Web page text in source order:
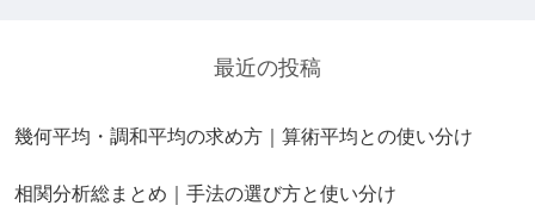
最近の投稿
幾何平均・調和平均の求め方｜算術平均との使い分け
相関分析総まとめ｜手法の選び方と使い分け